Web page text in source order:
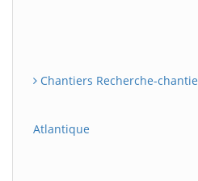
Chantiers Recherche-
Atlantique